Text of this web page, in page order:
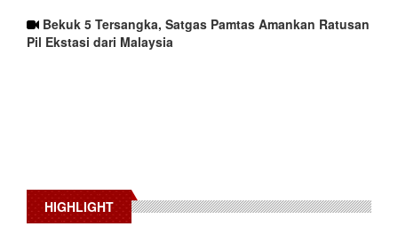
Bekuk 5 Tersangka, Satgas Pamtas Amankan Ratusan
Pil Ekstasi dari Malaysia
HIGHLIGHT